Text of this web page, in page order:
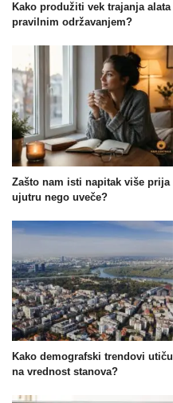
Kako produžiti vek trajanja alata
pravilnim održavanjem?
Zašto nam isti napitak više prija
ujutru nego uveče?
Kako demografski trendovi utiču
na vrednost stanova?